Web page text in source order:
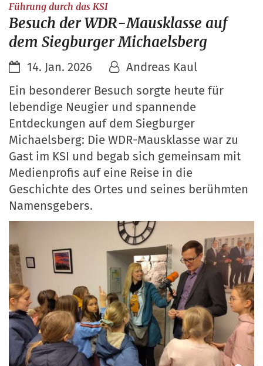
Führung durch das KSI:
Besuch der WDR-Mausklasse auf
dem Siegburger Michaelsberg
14. Jan. 2026
Andreas Kaul
Ein besonderer Besuch sorgte heute für
lebendige Neugier und spannende
Entdeckungen auf dem Siegburger
Michaelsberg: Die WDR-Mausklasse war zu
Gast im KSI und begab sich gemeinsam mit
Medienprofis auf eine Reise in die
Geschichte des Ortes und seines berühmten
Namensgebers.